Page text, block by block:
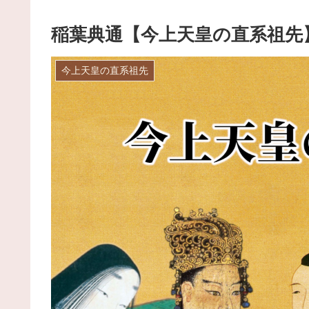
稲葉典通【今上天皇の直系祖先
今上天皇の直系祖先